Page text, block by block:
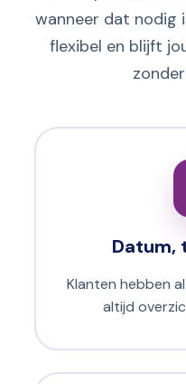
wanneer dat nodig
flexibel en blijft
Datum,
Klanten hebben
altijd